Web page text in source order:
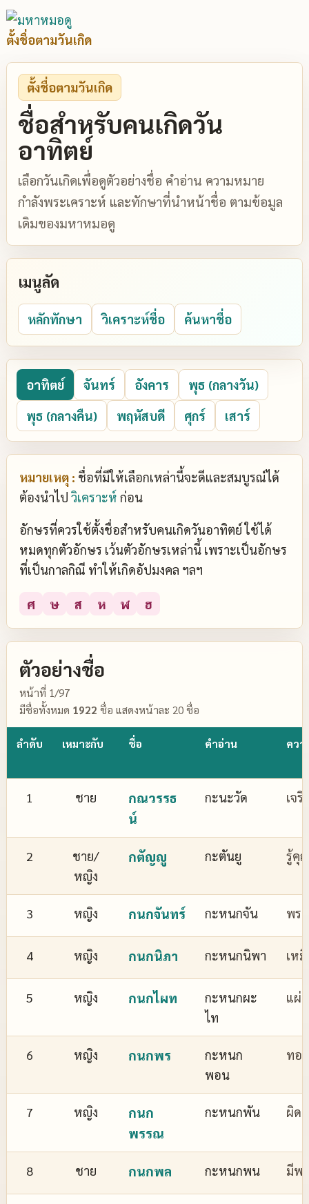
ตั้งชื่อตามวันเกิด
ตั้งชื่อตามวันเกิด
ชื่อสำหรับคนเกิดวัน
อาทิตย์
เลือกวันเกิดเพื่อดูตัวอย่างชื่อ คำอ่าน ความหมาย
กำลังพระเคราะห์ และทักษาที่นำหน้าชื่อ ตามข้อมูล
เดิมของมหาหมอดู
เมนูลัด
หลักทักษา วิเคราะห์ชื่อ ค้นหาชื่อ
อาทิตย์ จันทร์ อังคาร
พุธ (กลางวัน)
พุธ (กลางคืน)
พฤหัสบดี ศุกร์ เสาร์
หมายเหตุ : ชื่อที่มีให้เลือกเหล่านี้จะดีและสมบูรณ์ได้
ต้องนำไป วิเคราะห์ ก่อน
อักษรที่ควรใช้ตั้งชื่อสำหรับคนเกิดวันอาทิตย์ ใช้ได้
หมดทุกตัวอักษร เว้นตัวอักษรเหล่านี้ เพราะเป็นอักษร
ที่เป็นกาลกิณี ทำให้เกิดอัปมงคล ฯลฯ
ศ ษ ส ห ฬ ฮ
ตัวอย่างชื่อ
หน้าที่ 1/97
มีชื่อทั้งหมด 1922 ชื่อ แสดงหน้าละ 20 ชื่อ
ลำดับ เหมาะกับ ชื่อ คำอ่าน คว
1 ชาย
กณวรรธ
น์
กะนะวัด เจ
2
ชาย/
หญิง
กตัญญู กะตันยู รู้คุ
3 หญิง กนกจันทร์ กะหนกจัน พร
4 หญิง กนกนิภา กะหนกนิพา เห
5 หญิง กนกไผท
กะหนกผะ
ไท
แผ่
6 หญิง กนกพร
กะหนก
พอน
ทอ
7 หญิง
กนก
พรรณ
กะหนกพัน ผิด
8 ชาย กนกพล กะหนกพน มีพ